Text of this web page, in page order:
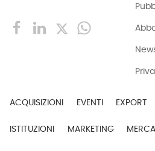
ACQUISIZIONI EVENTI EXPORT
ISTITUZIONI MARKETING